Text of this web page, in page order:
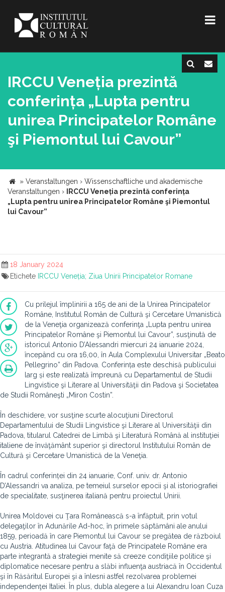
IRCCU Veneția prezintă
conferința „Lupta pentru
unirea Principatelor Române
şi Piemontul lui Cavour”
» Veranstaltungen › Wissenschaftliche und akademische
Veranstaltungen ›
IRCCU Veneția prezintă conferința
„Lupta pentru unirea Principatelor Române şi Piemontul
lui Cavour”
18 January 2024
Etichete IRCCU Veneția; Ziua Unirii Principatelor Romane
Cu prilejul împlinirii a 165 de ani de la Unirea Principatelor
Române, Institutul Român de Cultură şi Cercetare Umanistică
de la Veneţia organizează conferinţa „Lupta pentru unirea
Principatelor Române şi Piemontul lui Cavour”, susţinută de
istoricul Antonio D’Alessandri miercuri 24 ianuarie 2024,
începând cu ora 16,00, în Aula Complexului Universitar „Beato
Pellegrino” din Padova. Conferința este deschisă publicului
larg și este realizată împreună cu Departamentul de Studii
Lingvistice şi Literare al Universităţii din Padova şi Societatea
de Studii Româneşti „Miron Costin”.
În deschidere, vor susţine scurte alocuţiuni Directorul
Departamentului de Studii Lingvistice şi Literare al Universităţii din
Padova, titularul Catedrei de Limbă şi Literatură Română al instituţiei
italiene de învăţământ superior şi directorul Institutului Român de
Cultură şi Cercetare Umanistică de la Veneţia.
În cadrul conferinței din 24 ianuarie, Conf. univ. dr. Antonio
D’Alessandri va analiza, pe temeiul surselor epocii şi al istoriografiei
de specialitate, susţinerea italiană pentru proiectul Unirii.
Unirea Moldovei cu Ţara Românească s-a înfăptuit, prin votul
delegaţilor în Adunările Ad-hoc, în primele săptămâni ale anului
1859, perioadă în care Piemontul lui Cavour se pregătea de războiul
cu Austria. Atitudinea lui Cavour faţă de Principatele Române era
parte integrantă a strategiei menite să creeze condiţiile politice şi
diplomatice necesare pentru a slăbi influenţa austriacă în Occidentul
şi în Răsăritul Europei şi a înlesni astfel rezolvarea problemei
independenţei Italiei. În plus, dubla alegere a lui Alexandru Ioan Cuza